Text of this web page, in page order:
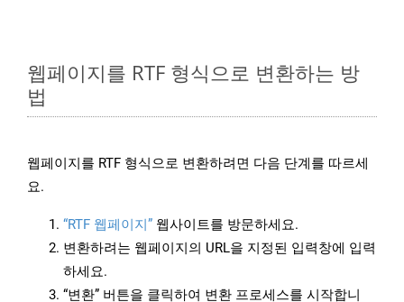
웹페이지를 RTF 형식으로 변환하는 방
법
웹페이지를 RTF 형식으로 변환하려면 다음 단계를 따르세
요.
“RTF 웹페이지” 웹사이트를 방문하세요.
변환하려는 웹페이지의 URL을 지정된 입력창에 입력
하세요.
“변환” 버튼을 클릭하여 변환 프로세스를 시작합니